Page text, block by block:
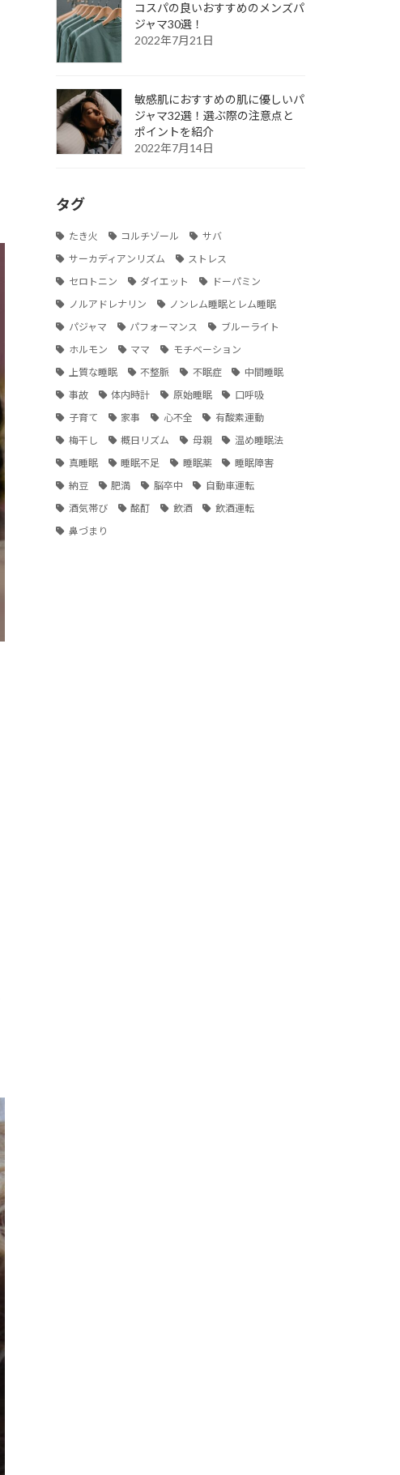
コスパの良いおすすめのメンズパ
ジャマ30選！
2022年7月21日
敏感肌におすすめの肌に優しいパ
ジャマ32選！選ぶ際の注意点と
ポイントを紹介
2022年7月14日
タグ
たき火 コルチゾール
サバ
サーカディアンリズム
ストレス
セロトニン
ダイエット
ドーパミン
ノルアドレナリン
ノンレム睡眠とレム睡眠
パジャマ
パフォーマンス
ブルーライト
ホルモン
ママ
モチベーション
上質な睡眠
不整脈 不眠症
中間睡眠
事故
体内時計 原始睡眠
口呼吸
子育て
家事 心不全
有酸素運動
梅干し
概日リズム 母親
温め睡眠法
真睡眠
睡眠不足 睡眠薬
睡眠障害
納豆
肥満 脳卒中
自動車運転
酒気帯び
酩酊 飲酒
飲酒運転
鼻づまり